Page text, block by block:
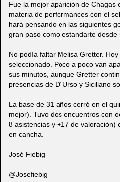
Fue la mejor aparición de Chagas
materia de performances con el
hará pensando en las siguientes
gran paso como estandarte desde
No podía faltar Melisa Gretter.
seleccionado. Poco a poco van
sus minutos, aunque Gretter
presencias de D´Urso y Siciliano
La base de 31 años cerró en el
mejor). Tuvo dos encuentros con
8 asistencias y +17 de valoración)
en cancha.
José Fiebig
@Josefiebig